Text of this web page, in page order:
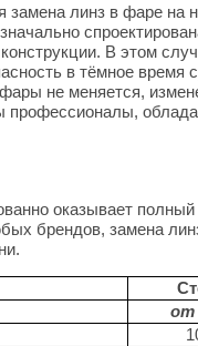
замена линз в фаре на
В этом
в тёмное время
не меняется,
профессионалы,
оказывает полный
брендов, замена
от